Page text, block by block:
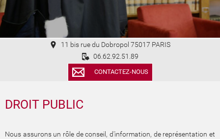
11 bis rue du Dobropol 75017 PARIS
06.62.92.51.89
CONTACTEZ-NOUS
DROIT PUBLIC
Nous assurons un rôle de conseil, d'information, de représentation et